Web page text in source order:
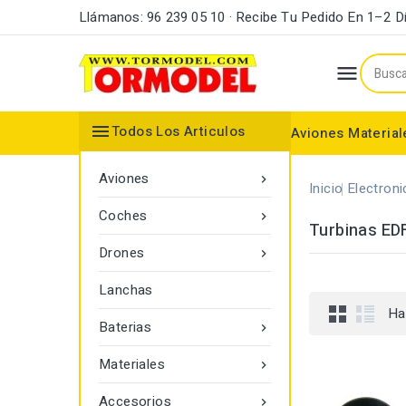
Llámanos: 96 239 05 10 · Recibe Tu Pedido En 1–2

Aviones
Todos Los Articulos

Aviones

Coches

Drones
Lanchas

Baterias

Materiales

Accesorios
Inicio
Turbinas